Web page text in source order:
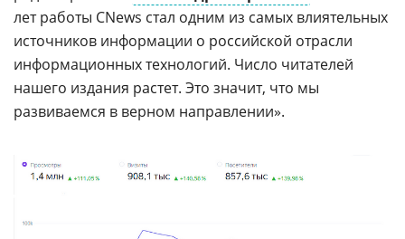
лет работы CNews стал одним из самых влиятельных
источников информации о российской отрасли
информационных технологий. Число читателей
нашего издания растет. Это значит, что мы
развиваемся в верном направлении».